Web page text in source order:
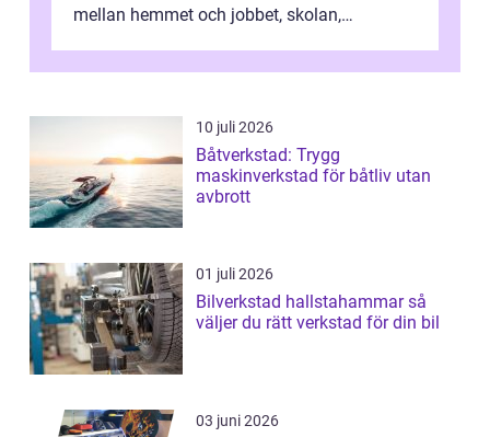
mellan hemmet och jobbet, skolan,
10 juli 2026
Båtverkstad: Trygg
maskinverkstad för båtliv utan
avbrott
01 juli 2026
Bilverkstad hallstahammar så
väljer du rätt verkstad för din bil
03 juni 2026